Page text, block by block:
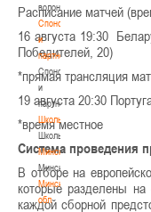
волонтером
Спонсоры
и
партнеры
Спонсоры
и
партнеры
Школы
Школы
Минск
Минск
Минская
обл
Расписание матчей
16 августа 19:30
Победителей, 20)
*прямая трансляция
19 августа 20:30
*время местное
Система проведения
В отборе на
которые разделены
каждой сборной